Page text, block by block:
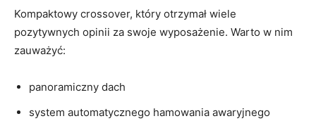
Kompaktowy crossover, ⁤który otrzymał wiele
pozytywnych ⁣opinii za ⁢swoje wyposażenie. Warto w nim
zauważyć:
panoramiczny ⁤dach
system automatycznego hamowania awaryjnego